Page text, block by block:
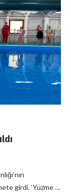
girdi. ‘Yüzme …